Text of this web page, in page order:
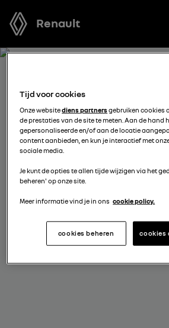
Renault
ONTVANG
OFFERTE VOOR
We staan tot je beschikking om je
offerte voor te stellen, met
aangepast aan jouw situatie en
kies een
Tijd voor cookies
Onze websitediens partnersgebruiken cookies
de prestaties van de site te meten. Aan de hand
gepersonaliseerde en/of aan de locatie
content aanbieden, en kun je interactief met
sociale media.
Je kunt de opties te allen tijde wijzigen via het
beheren' op onze site.
Meer informatie vind je in ons cookie policy.
cookies
cookies beheren